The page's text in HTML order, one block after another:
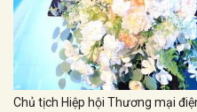
Chủ tịch Hiệp hội Thương mại